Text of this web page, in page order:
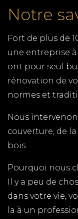
tous vos travaux
TPG
Charente-
cuisine et des
budgets.
TPG
département de
tous vos travaux
chéneaux,
couvreurs
compétences à
Notre
Fort de plus de
une entreprise
ont pour seul
rénovation de
normes et
Nous
couverture, de
bois.
Pourquoi nous
Il y a peu de
dans votre vie,
la à un